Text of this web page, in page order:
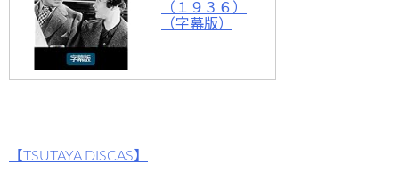
（１９３６）
（字幕版）
【TSUTAYA DISCAS】